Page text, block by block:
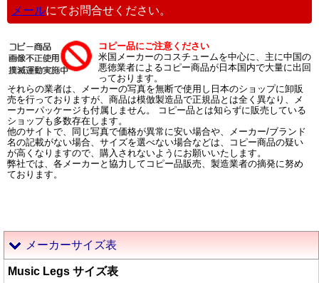
メールにてお問合せください。
コピー品にご注意ください
米国メーカーのコスチュームを中心に、主に中国の
悪徳業者によるコピー商品が日本国内で大量に出回
っております。
それらの業者は、メーカーの写真を無断で使用し日本のショップに卸販
売を行っておりますが、商品は模倣製造品で正規品とは全く異なり、メ
ーカーパッケージも付属しません。 コピー品とは知らずに販売している
ショップも多数存在します。
他のサイトで、同じ写真で価格が異常に安い場合や、メーカー/ブランド
名の記載がない場合、サイズを選べない場合などは、コピー商品の疑い
が高くなりますので、購入されないようにお願いいたします。
弊社では、各メーカーと協力してコピー品販売、製造業者の摘発に努め
ております。
メーカーサイズ表
Music Legs サイズ表